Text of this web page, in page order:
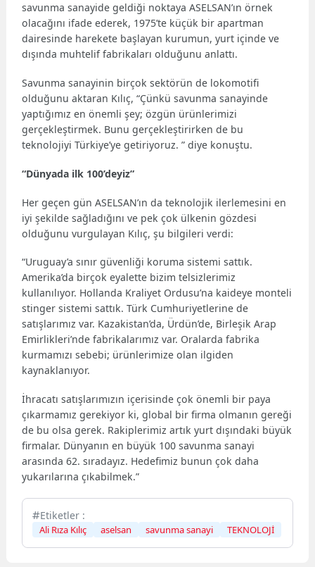
savunma sanayide geldiği noktaya ASELSAN’ın örnek
olacağını ifade ederek, 1975’te küçük bir apartman
dairesinde harekete başlayan kurumun, yurt içinde ve
dışında muhtelif fabrikaları olduğunu anlattı.
Savunma sanayinin birçok sektörün de lokomotifi
olduğunu aktaran Kılıç, “Çünkü savunma sanayinde
yaptığımız en önemli şey; özgün ürünlerimizi
gerçekleştirmek. Bunu gerçekleştirirken de bu
teknolojiyi Türkiye’ye getiriyoruz. ” diye konuştu.
“Dünyada ilk 100’deyiz”
Her geçen gün ASELSAN’ın da teknolojik ilerlemesini en
iyi şekilde sağladığını ve pek çok ülkenin gözdesi
olduğunu vurgulayan Kılıç, şu bilgileri verdi:
“Uruguay’a sınır güvenliği koruma sistemi sattık.
Amerika’da birçok eyalette bizim telsizlerimiz
kullanılıyor. Hollanda Kraliyet Ordusu’na kaideye monteli
stinger sistemi sattık. Türk Cumhuriyetlerine de
satışlarımız var. Kazakistan’da, Ürdün’de, Birleşik Arap
Emirlikleri’nde fabrikalarımız var. Oralarda fabrika
kurmamızı sebebi; ürünlerimize olan ilgiden
kaynaklanıyor.
İhracatı satışlarımızın içerisinde çok önemli bir paya
çıkarmamız gerekiyor ki, global bir firma olmanın gereği
de bu olsa gerek. Rakiplerimiz artık yurt dışındaki büyük
firmalar. Dünyanın en büyük 100 savunma sanayi
arasında 62. sıradayız. Hedefimiz bunun çok daha
yukarılarına çıkabilmek.”
Etiketler :
Ali Rıza Kılıç aselsan savunma sanayi TEKNOLOJİ